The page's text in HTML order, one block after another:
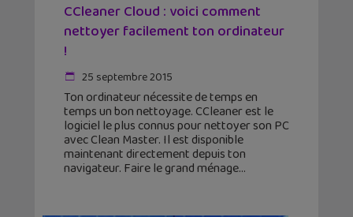
CCleaner Cloud : voici comment
nettoyer facilement ton ordinateur
!
25 septembre 2015
Ton ordinateur nécessite de temps en
temps un bon nettoyage. CCleaner est le
logiciel le plus connus pour nettoyer son PC
avec Clean Master. Il est disponible
maintenant directement depuis ton
navigateur. Faire le grand ménage